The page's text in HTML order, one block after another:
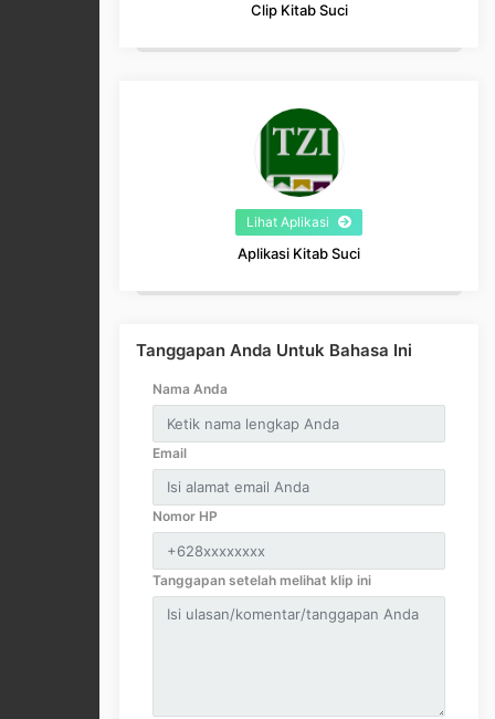
Clip Kitab Suci
Lihat Aplikasi
Aplikasi Kitab Suci
Tanggapan Anda Untuk Bahasa Ini
Nama Anda
Email
Nomor HP
Tanggapan setelah melihat klip ini